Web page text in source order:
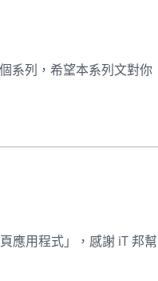
系列，希望本系列文對你
應用程式」，感謝 iT 邦幫